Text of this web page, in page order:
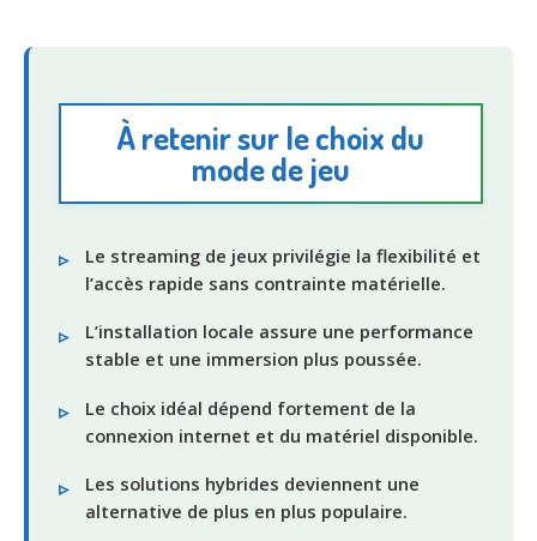
À retenir sur le choix du
mode de jeu
Le streaming de jeux privilégie la flexibilité et
l’accès rapide sans contrainte matérielle.
L’installation locale assure une performance
stable et une immersion plus poussée.
Le choix idéal dépend fortement de la
connexion internet et du matériel disponible.
Les solutions hybrides deviennent une
alternative de plus en plus populaire.